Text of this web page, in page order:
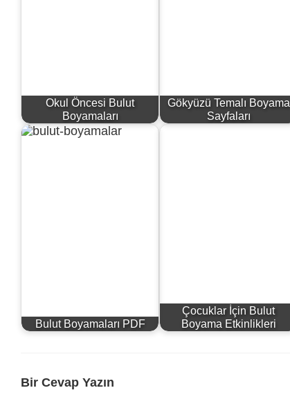
Okul Öncesi Bulut
Boyamaları
Gökyüzü Temalı Boyama
Sayfaları
Bulut Boyamaları PDF
Çocuklar İçin Bulut
Boyama Etkinlikleri
Bir Cevap Yazın